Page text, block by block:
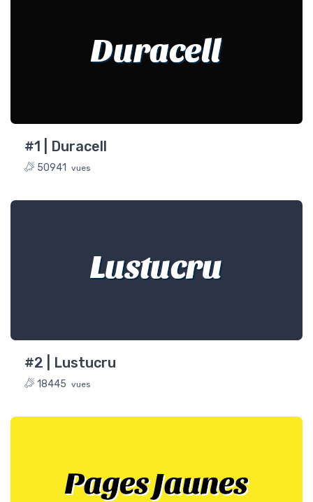
Duracell
#1 | Duracell
50941 vues
Lustucru
#2 | Lustucru
18445 vues
Pages Jaunes